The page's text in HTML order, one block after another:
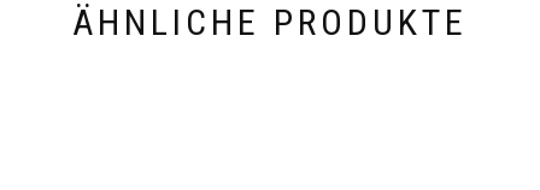
ÄHNLICHE PRODUKTE